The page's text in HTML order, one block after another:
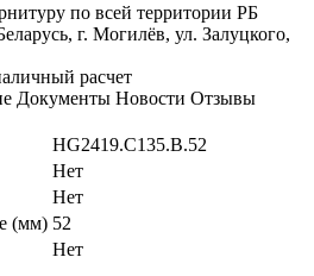
по всей территории РБ
г. Могилёв, ул. Залуцкого,
расчет
Документы Новости Отзывы
HG2419.C135.B.52
Нет
Нет
(мм) 52
Нет